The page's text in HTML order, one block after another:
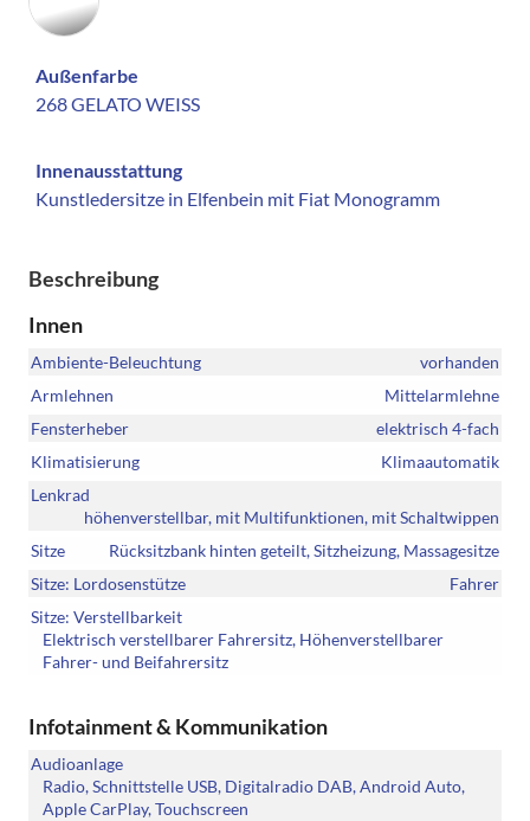
Außenfarbe
268 GELATO WEISS
Innenausstattung
Kunstledersitze in Elfenbein mit Fiat Monogramm
Beschreibung
Innen
Ambiente-Beleuchtung
vorhanden
Armlehnen
Mittelarmlehne
Fensterheber
elektrisch 4-fach
Klimatisierung
Klimaautomatik
Lenkrad
höhenverstellbar, mit Multifunktionen, mit Schaltwippen
Sitze
Rücksitzbank hinten geteilt, Sitzheizung, Massagesitze
Sitze: Lordosenstütze
Fahrer
Sitze: Verstellbarkeit
Elektrisch verstellbarer Fahrersitz, Höhenverstellbarer
Fahrer- und Beifahrersitz
Infotainment & Kommunikation
Audioanlage
Radio, Schnittstelle USB, Digitalradio DAB, Android Auto,
Apple CarPlay, Touchscreen